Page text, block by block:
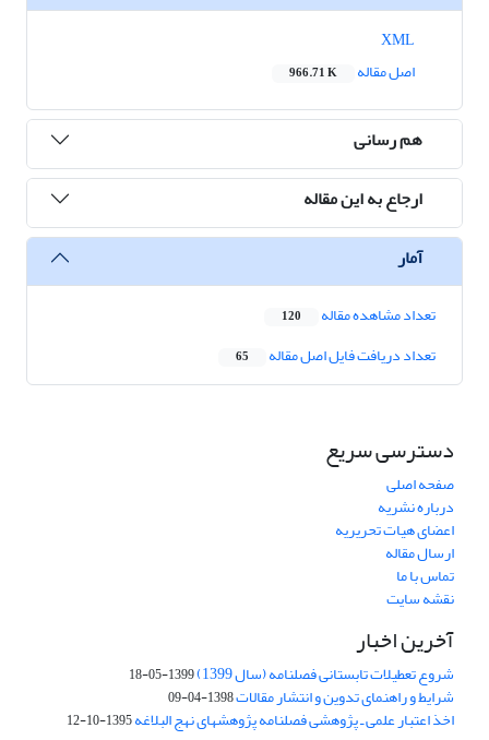
اصل مقاله
966.71 K
هم رسانی
ارجاع به این مقاله
آمار
تعداد مشاهده مقاله 120
تعداد دریافت فایل اصل مقاله 65
دسترسی سریع
صفحه اصلی
درباره نشریه
اعضای هیات تحریریه
ارسال مقاله
تماس با ما
نقشه سایت
آخرین اخبار
شروع تعطیلات تابستانی فصلنامه (سال 1399) 1399-05-18
شرایط و راهنمای تدوین و انتشار مقالات1398-04-09
اخذ اعتبار علمی ـ پژوهشی فصلنامه پژوهشهای نهج البلاغه1395-10-12